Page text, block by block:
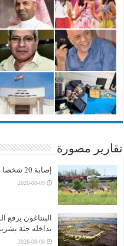
تقارير مصورة
إصابة 20 شخصا بتصادم قطارين في كرواتيا
2026-08-09
البنتاغون
بداخله جثة
2026-08-08